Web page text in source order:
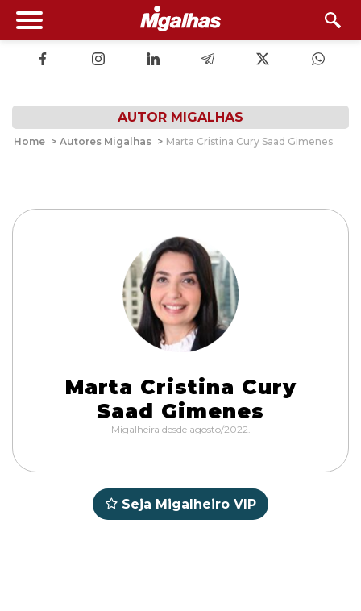
AUTOR MIGALHAS
Home > Autores Migalhas > Marta Cristina Cury Saad Gimenes
Marta Cristina Cury
Saad Gimenes
Migalheira desde agosto/2022.
Seja Migalheiro VIP